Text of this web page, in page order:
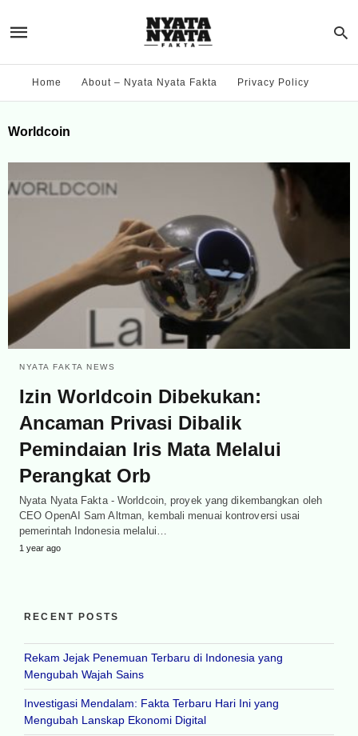
Home About – Nyata Nyata Fakta Privacy Policy
Worldcoin
NYATA FAKTA NEWS
Izin Worldcoin Dibekukan:
Ancaman Privasi Dibalik
Pemindaian Iris Mata Melalui
Perangkat Orb
Nyata Nyata Fakta - Worldcoin, proyek yang dikembangkan oleh
CEO OpenAI Sam Altman, kembali menuai kontroversi usai
pemerintah Indonesia melalui…
1 year ago
RECENT POSTS
Rekam Jejak Penemuan Terbaru di Indonesia yang
Mengubah Wajah Sains
Investigasi Mendalam: Fakta Terbaru Hari Ini yang
Mengubah Lanskap Ekonomi Digital